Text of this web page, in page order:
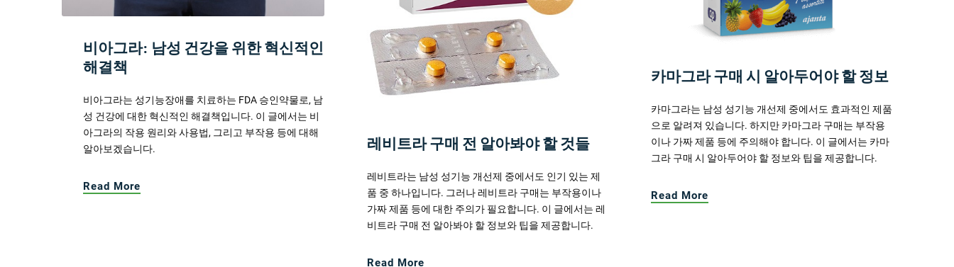
비아그라: 남성 건강을 위한 혁신적인
해결책
비아그라는 성기능장애를 치료하는 FDA 승인약물로, 남
성 건강에 대한 혁신적인 해결책입니다. 이 글에서는 비
아그라의 작용 원리와 사용법, 그리고 부작용 등에 대해
알아보겠습니다.
Read More
레비트라 구매 전 알아봐야 할 것들
레비트라는 남성 성기능 개선제 중에서도 인기 있는 제
품 중 하나입니다. 그러나 레비트라 구매는 부작용이나
가짜 제품 등에 대한 주의가 필요합니다. 이 글에서는 레
비트라 구매 전 알아봐야 할 정보와 팁을 제공합니다.
Read More
카마그라 구매 시 알아두어야 할 정보
카마그라는 남성 성기능 개선제 중에서도 효과적인 제품
으로 알려져 있습니다. 하지만 카마그라 구매는 부작용
이나 가짜 제품 등에 주의해야 합니다. 이 글에서는 카마
그라 구매 시 알아두어야 할 정보와 팁을 제공합니다.
Read More